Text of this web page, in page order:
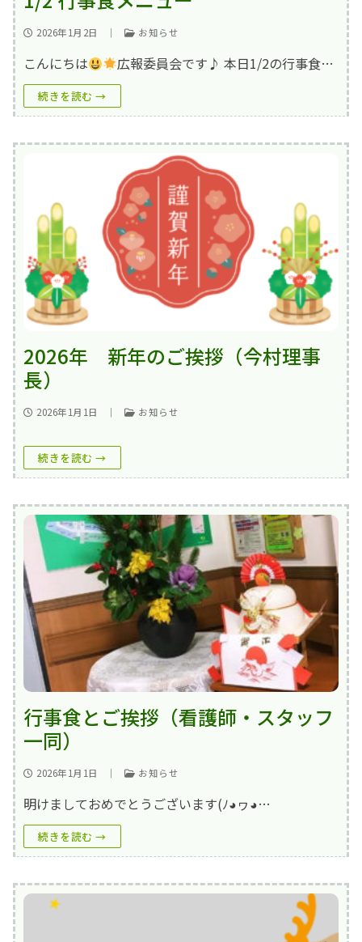
2026年1月2日 ｜ お知らせ
こんにちは 広報委員会です♪ 本日1/2の行事食…
続きを読む →
2026年 新年のご挨拶（今村理事
長）
2026年1月1日 ｜ お知らせ
続きを読む →
行事食とご挨拶（看護師・スタッフ
一同）
2026年1月1日 ｜ お知らせ
明けましておめでとうございます(⁠ﾉ⁠◕⁠ヮ⁠◕⁠…
続きを読む →